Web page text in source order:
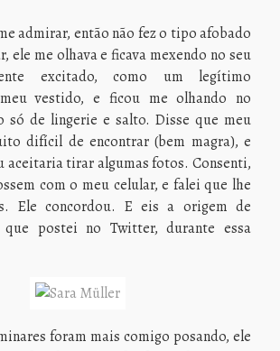
admirar, então não fez o tipo afobado
ele me olhava e ficava mexendo no seu
excitado, como um legítimo
vestido, e ficou me olhando no
só de lingerie e salto. Disse que meu
difícil de encontrar (bem magra), e
aceitaria tirar algumas fotos. Consenti,
com o meu celular, e falei que lhe
Ele concordou. E eis a origem de
que postei no Twitter, durante essa
foram mais comigo posando, ele